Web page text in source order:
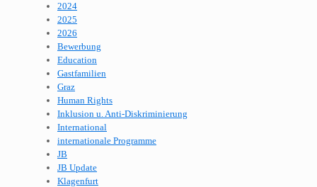
2024
2025
2026
Bewerbung
Education
Gastfamilien
Graz
Human Rights
Inklusion u. Anti-Diskriminierung
International
internationale Programme
JB
JB Update
Klagenfurt